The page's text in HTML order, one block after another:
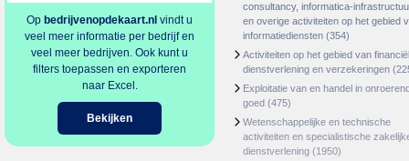
Op bedrijvenopdekaart.nl vindt u
veel meer informatie per bedrijf en
veel meer bedrijven. Ook kunt u
filters toepassen en exporteren
naar Excel.
Bekijken
consultancy, informatica-
en overige activiteiten op het gebied
informatiediensten (354)
Activiteiten op het gebied van
dienstverlening en verzekeringen
Exploitatie van en handel in
goed (475)
Wetenschappelijke en technische
activiteiten en specialistische
dienstverlening (1950)